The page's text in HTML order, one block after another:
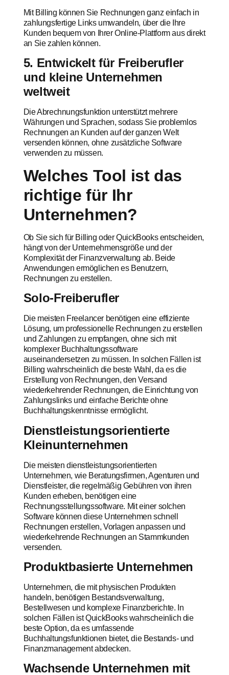
Mit Billing können Sie Rechnungen ganz einfach in
zahlungsfertige Links umwandeln, über die Ihre
Kunden bequem von Ihrer Online-Plattform aus direkt
an Sie zahlen können.
5. Entwickelt für Freiberufler
und kleine Unternehmen
weltweit
Die Abrechnungsfunktion unterstützt mehrere
Währungen und Sprachen, sodass Sie problemlos
Rechnungen an Kunden auf der ganzen Welt
versenden können, ohne zusätzliche Software
verwenden zu müssen.
Welches Tool ist das
richtige für Ihr
Unternehmen?
Ob Sie sich für Billing oder QuickBooks entscheiden,
hängt von der Unternehmensgröße und der
Komplexität der Finanzverwaltung ab. Beide
Anwendungen ermöglichen es Benutzern,
Rechnungen zu erstellen.
Solo-Freiberufler
Die meisten Freelancer benötigen eine effiziente
Lösung, um professionelle Rechnungen zu erstellen
und Zahlungen zu empfangen, ohne sich mit
komplexer Buchhaltungssoftware
auseinandersetzen zu müssen. In solchen Fällen ist
Billing wahrscheinlich die beste Wahl, da es die
Erstellung von Rechnungen, den Versand
wiederkehrender Rechnungen, die Einrichtung von
Zahlungslinks und einfache Berichte ohne
Buchhaltungskenntnisse ermöglicht.
Dienstleistungsorientierte
Kleinunternehmen
Die meisten dienstleistungsorientierten
Unternehmen, wie Beratungsfirmen, Agenturen und
Dienstleister, die regelmäßig Gebühren von ihren
Kunden erheben, benötigen eine
Rechnungsstellungssoftware. Mit einer solchen
Software können diese Unternehmen schnell
Rechnungen erstellen, Vorlagen anpassen und
wiederkehrende Rechnungen an Stammkunden
versenden.
Produktbasierte Unternehmen
Unternehmen, die mit physischen Produkten
handeln, benötigen Bestandsverwaltung,
Bestellwesen und komplexe Finanzberichte. In
solchen Fällen ist QuickBooks wahrscheinlich die
beste Option, da es umfassende
Buchhaltungsfunktionen bietet, die Bestands- und
Finanzmanagement abdecken.
Wachsende Unternehmen mit